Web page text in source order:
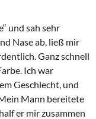
und sah sehr
Nase ab, ließ mir
Ganz schnell
Ich war
Geschlecht, und
Mann bereitete
er mir zusammen